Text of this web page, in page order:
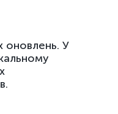
оновлень. У